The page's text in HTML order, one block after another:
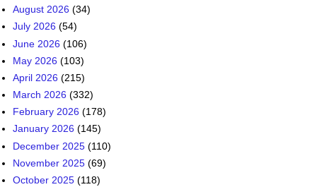
August 2026 (34)
July 2026 (54)
June 2026 (106)
May 2026 (103)
April 2026 (215)
March 2026 (332)
February 2026 (178)
January 2026 (145)
December 2025 (110)
November 2025 (69)
October 2025 (118)